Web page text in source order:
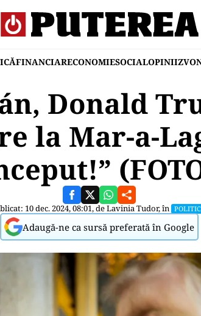
FINANCIARECONOMIESOCIALOPINII
Donald
la Mar-a-
10 dec. 2024, 08:01, deLavinia Tudor, în
Adaugă-ne ca sursă preferată în Google